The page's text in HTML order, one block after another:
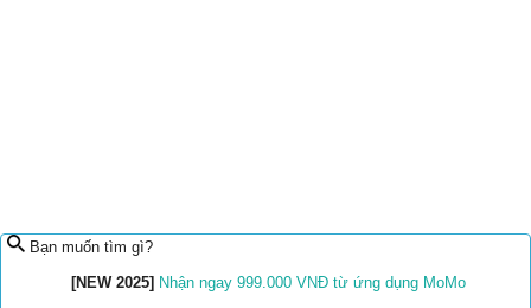
Bạn muốn tìm gì?
[NEW 2025] Nhận ngay 999.000 VNĐ từ ứng dụng MoMo